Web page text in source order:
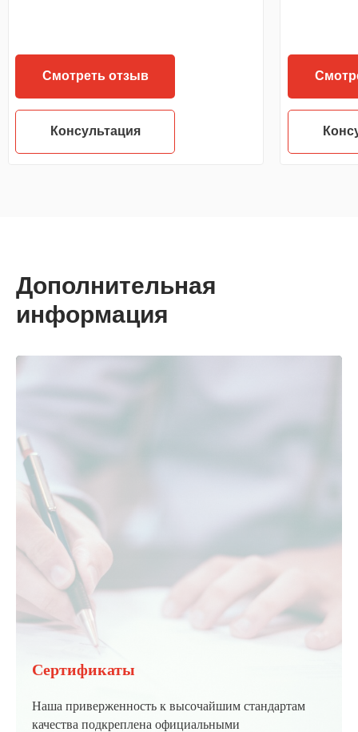
Смотреть отзыв
Консультация
Дополнительная
информация
Сертификаты
Наша приверженность к высочайшим стандартам
качества подкреплена официальными